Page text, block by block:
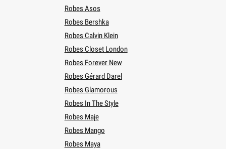
Robes Asos
Robes Bershka
Robes Calvin Klein
Robes Closet London
Robes Forever New
Robes Gérard Darel
Robes Glamorous
Robes In The Style
Robes Maje
Robes Mango
Robes Maya